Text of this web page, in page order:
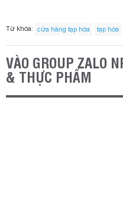
Từ khóa: cửa hàng tạp hóa tạp hóa
VÀO GROUP ZALO
& THỰC PHẨM